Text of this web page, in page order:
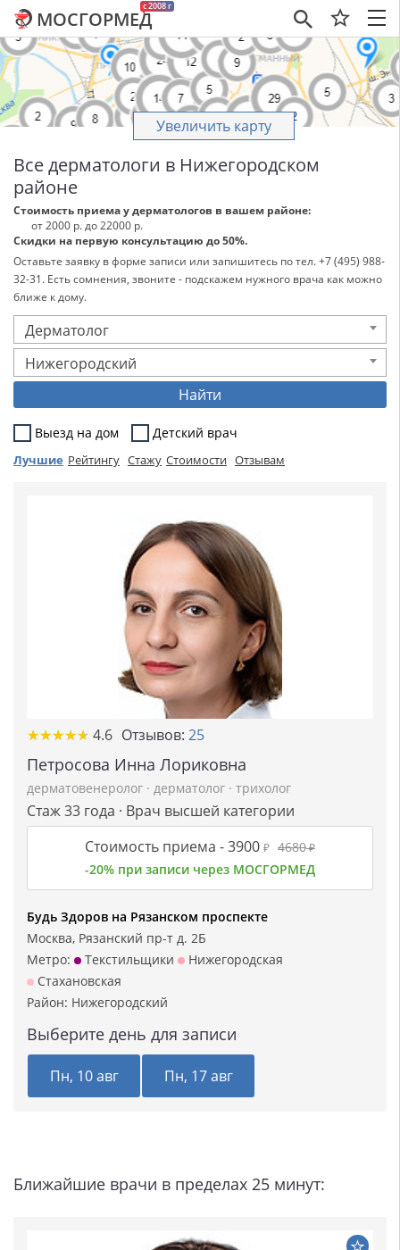
×
c 2008 г
МОСГОРМЕД
Увеличить карту
Все дерматологи в Нижегородском
районе
Стоимость приема у дерматологов в вашем районе:
от 2000 р. до 22000 р.
Скидки на первую консультацию до 50%.
Оставьте заявку в форме записи или запишитесь по тел. +7 (495) 988-
32-31. Есть сомнения, звоните - подскажем нужного врача как можно
ближе к дому.
Дерматолог
Нижегородский
Найти
Выезд на дом Детский врач
Лучшие Рейтингу Стажу Стоимости Отзывам
★★★★★
★★★★★ 4.6 Отзывов: 25
Петросова Инна Лориковна
дерматовенеролог · дерматолог · трихолог
Стаж 33 года · Врач высшей категории
Стоимость приема -3900 ₽ 4680₽
-20% при записи через МОСГОРМЕД
Будь Здоров на Рязанском проспекте
Москва, Рязанский пр-т д. 2Б
Метро:
Текстильщики
Нижегородская
Стахановская
Район: Нижегородский
Выберите день для записи
Пн, 10 авг Пн, 17 авг
Ближайшие врачи в пределах 25 минут: